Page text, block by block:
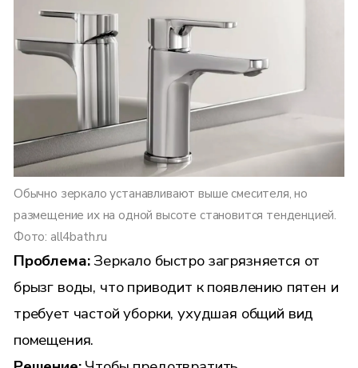
Обычно зеркало устанавливают выше смесителя, но
размещение их на одной высоте становится тенденцией.
Фото: all4bath.ru
Проблема:Зеркало быстро загрязняется от
брызг воды, что приводит к появлению пятен и
требует частой уборки, ухудшая общий вид
помещения.